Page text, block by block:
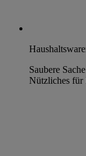
Saubere
Nützliches für